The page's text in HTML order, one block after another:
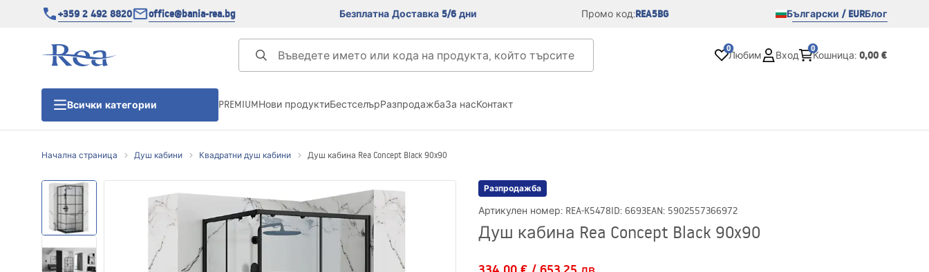
+359 2 492 8820 office@bania-rea.bg Безплатна Доставка 5/6 дни Промо код:REA5BG Български / EURБлог
0
Любим Вход
0
Кошница: 0,00 €
Всички категории
Душ кабини
Душ корита
PREMIUMНови продуктиБестселърРазпродажбаЗа насКонтакт
Начална страница Душ кабини Квадратни душ кабини Душ кабина Rea Concept Black 90x90
Разпродажба
Артикулен номер: REA-K5478ID: 6693EAN: 5902557366972
Душ кабина Rea Concept Black 90x90